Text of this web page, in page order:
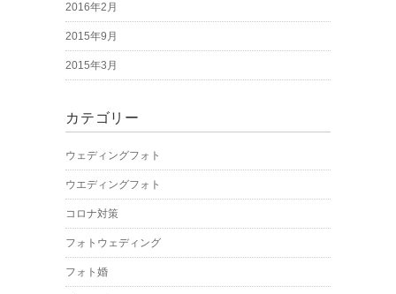
2016年2月
2015年9月
2015年3月
カテゴリー
ウェディングフォト
ウエディングフォト
コロナ対策
フォトウェディング
フォト婚